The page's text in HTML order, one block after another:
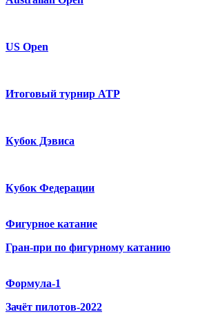
US Open
Итоговый турнир ATP
Кубок Дэвиса
Кубок Федерации
Фигурное катание
Гран-при по фигурному катанию
Формула-1
Зачёт пилотов-2022